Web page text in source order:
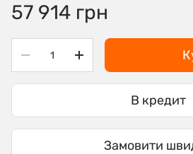
57 914 грн
В кредит
Замовити